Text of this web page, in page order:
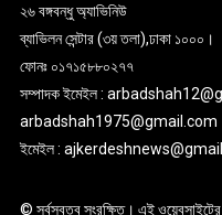
২৬ বঙ্গবন্ধু অ্যাভিনিউ
ব্যাভিলন সেন্টার (৩য় তলা),ঢাকা ১০০০।
ফোনঃ ০১৭১৫৮৮০২৭৭
সম্পাদক ইমেইল :
arbadshah1975@gmail.com
ইমেইল :
© সর্বস্বত্ব সংরক্ষিত। এই